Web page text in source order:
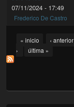
07/11/2024 - 17:49
Frederico De Castro
Pages« inicio ‹ anterior
›
última »